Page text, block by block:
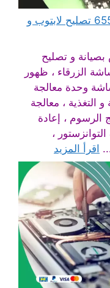
مهندس كمبيوتر النويصيب 65511033 تصليح لابتوب و
و تصليح
الزرقاء ، ظهور
وحدة معالجة
، معالجة
الرسوم ، إعادة
،
اقرأ المزيد